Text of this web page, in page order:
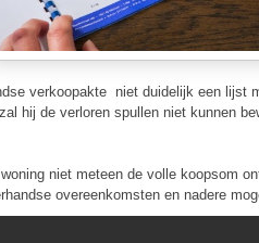
verkoopakte niet duidelijk een lijst
hij de verloren spullen niet kunnen
niet meteen de volle koopsom
overeenkomsten en nadere